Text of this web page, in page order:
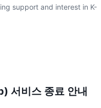
support and interest in K-
서비스 종료 안내